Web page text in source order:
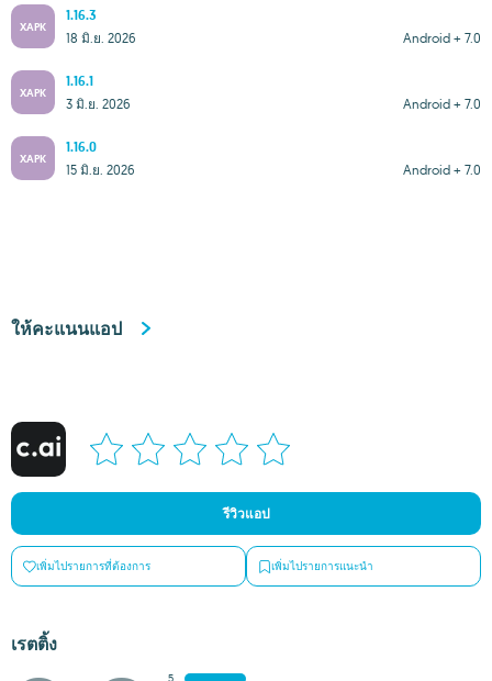
XAPK
1.16.3
Android + 7.0
18 มิ.ย. 2026
XAPK
1.16.1
Android + 7.0
3 มิ.ย. 2026
XAPK
1.16.0
Android + 7.0
15 มิ.ย. 2026
ให้คะแนนแอป
รีวิวแอป
เพิ่มไปรายการที่ต้องการ เพิ่มไปรายการแนะนำ
เรตติ้ง